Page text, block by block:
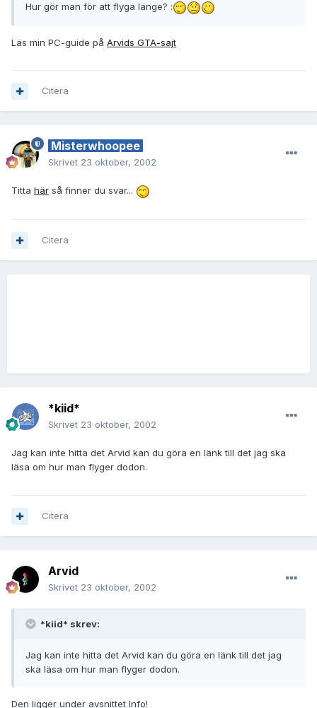
Hur gör man för att flyga länge? :
Läs min PC-guide på Arvids GTA-sajt
Citera
Misterwhoopee
Skrivet 23 oktober, 2002
Titta här så finner du svar...
Citera
*kiid*
Skrivet 23 oktober, 2002
Jag kan inte hitta det Arvid kan du göra en länk till det jag ska
läsa om hur man flyger dodon.
Citera
Arvid
Skrivet 23 oktober, 2002
*kiid* skrev:
Jag kan inte hitta det Arvid kan du göra en länk till det jag
ska läsa om hur man flyger dodon.
Den ligger under avsnittet Info!